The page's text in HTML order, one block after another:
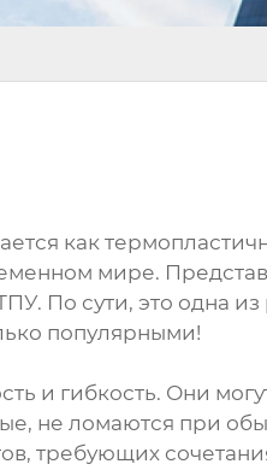
как
мире.
По сути, это одна
популярными!
и гибкость. Они
не ломаются при
требующих